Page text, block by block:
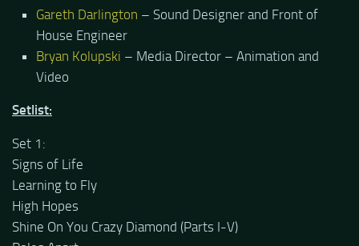
Gareth Darlington – Sound Designer and Front of
House Engineer
Bryan Kolupski – Media Director – Animation and
Video
Setlist:
Set 1:
Signs of Life
Learning to Fly
High Hopes
Shine On You Crazy Diamond (Parts I-V)